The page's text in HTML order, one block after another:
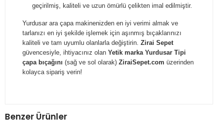
geçirilmiş, kaliteli ve uzun ömürlü çelikten imal edilmiştir.
Yurdusar ara çapa makinenizden en iyi verimi almak ve
tarlanızı en iyi şekilde işlemek için aşınmış bıçaklarınızı
kaliteli ve tam uyumlu olanlarla değiştirin. Zirai Sepet
güvencesiyle, ihtiyacınız olan Yetik marka Yurdusar Tipi
çapa bıçağını (sağ ve sol olarak) ZiraiSepet.com üzerinden
kolayca sipariş verin!
Benzer Ürünler